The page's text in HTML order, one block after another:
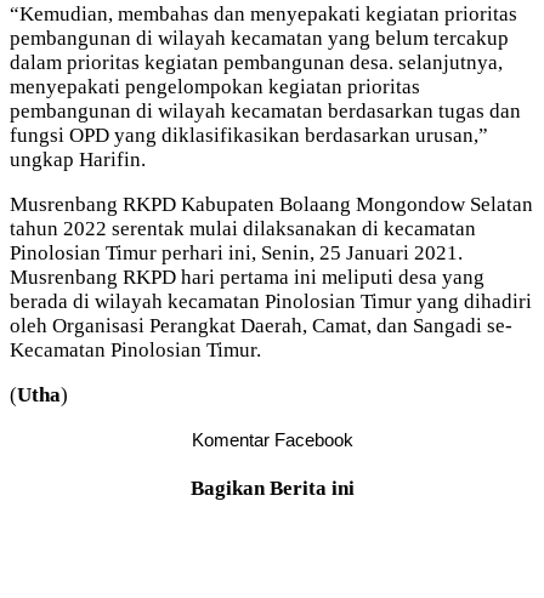
“Kemudian, membahas dan menyepakati kegiatan prioritas
pembangunan di wilayah kecamatan yang belum tercakup
dalam prioritas kegiatan pembangunan desa. selanjutnya,
menyepakati pengelompokan kegiatan prioritas
pembangunan di wilayah kecamatan berdasarkan tugas dan
fungsi OPD yang diklasifikasikan berdasarkan urusan,”
ungkap Harifin.
Musrenbang RKPD Kabupaten Bolaang Mongondow Selatan
tahun 2022 serentak mulai dilaksanakan di kecamatan
Pinolosian Timur perhari ini, Senin, 25 Januari 2021.
Musrenbang RKPD hari pertama ini meliputi desa yang
berada di wilayah kecamatan Pinolosian Timur yang dihadiri
oleh Organisasi Perangkat Daerah, Camat, dan Sangadi se-
Kecamatan Pinolosian Timur.
(Utha)
Komentar Facebook
Bagikan Berita ini